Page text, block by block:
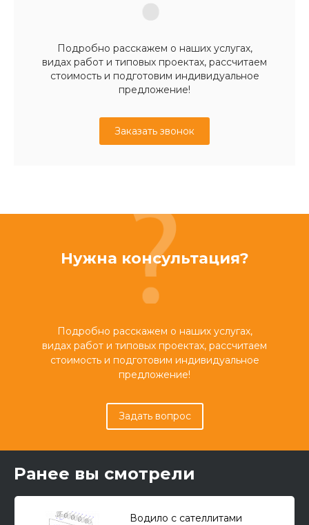
Подробно расскажем о наших услугах,
видах работ и типовых проектах, рассчитаем
стоимость и подготовим индивидуальное
предложение!
Заказать звонок
Нужна консультация?
Подробно расскажем о наших услугах,
видах работ и типовых проектах, рассчитаем
стоимость и подготовим индивидуальное
предложение!
Задать вопрос
Ранее вы смотрели
Водило с сателлитами